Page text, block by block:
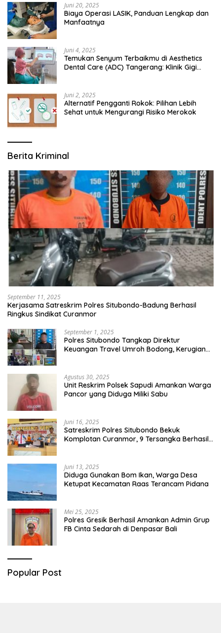
Juni 20, 2025
Biaya Operasi LASIK, Panduan Lengkap dan
Manfaatnya
Juni 4, 2025
Temukan Senyum Terbaikmu di Aesthetics
Dental Care (ADC) Tangerang: Klinik Gigi
Juni 2, 2025
Alternatif Pengganti Rokok: Pilihan Lebih
Sehat untuk Mengurangi Risiko Merokok
Berita Kriminal
September 11, 2025
Kerjasama Satreskrim Polres Situbondo-Badung Berhasil
Ringkus Sindikat Curanmor
September 1, 2025
Polres Situbondo Tangkap Direktur
Keuangan Travel Umroh Bodong, Kerugian
Agustus 30, 2025
Unit Reskrim Polsek Sapudi Amankan Warga
Pancor yang Diduga Miliki Sabu
Juni 16, 2025
Satreskrim Polres Situbondo Bekuk
Komplotan Curanmor, 9 Tersangka Berhasil
Juni 13, 2025
Diduga Gunakan Bom Ikan, Warga Desa
Ketupat Kecamatan Raas Terancam Pidana
Mei 25, 2025
Polres Gresik Berhasil Amankan Admin Grup
FB Cinta Sedarah di Denpasar Bali
Popular Post